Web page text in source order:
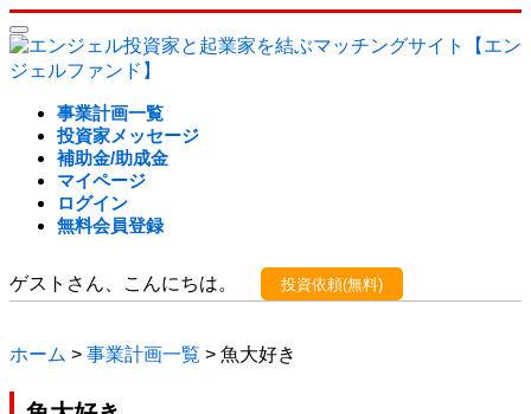
事業計画一覧
投資家メッセージ
補助金/助成金
マイページ
ログイン
無料会員登録
ゲストさん、こんにちは。 投資依頼(無料)
ホーム > 事業計画一覧 > 魚大好き